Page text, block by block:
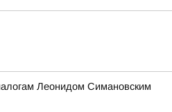
Леонидом Симановским